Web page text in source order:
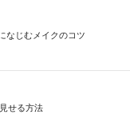
なじむメイクのコツ
せる方法